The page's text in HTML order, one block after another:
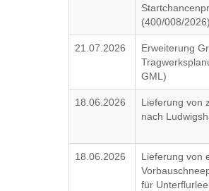
(400/008/2026)
21.07.2026
Erweiterung
GML)
18.06.2026
Lieferung von
nach
18.06.2026
Lieferung von
für